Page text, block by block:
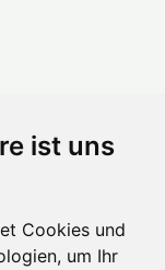
ist uns
Cookies und
um Ihr